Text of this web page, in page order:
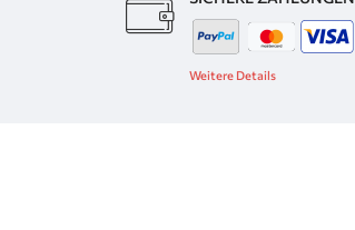
Weitere Details